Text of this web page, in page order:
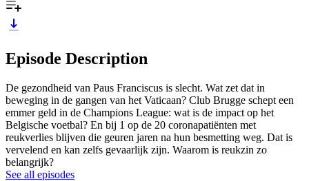
Episode Description
De gezondheid van Paus Franciscus is slecht. Wat zet dat in
beweging in de gangen van het Vaticaan? Club Brugge schept een
emmer geld in de Champions League: wat is de impact op het
Belgische voetbal? En bij 1 op de 20 coronapatiënten met
reukverlies blijven die geuren jaren na hun besmetting weg. Dat is
vervelend en kan zelfs gevaarlijk zijn. Waarom is reukzin zo
belangrijk?
See all episodes